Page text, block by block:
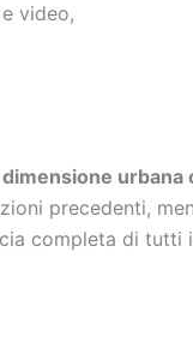
video,
dimensione
precedenti,
completa di